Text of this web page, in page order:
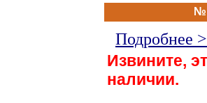
Подробнее
Извините,
наличии.